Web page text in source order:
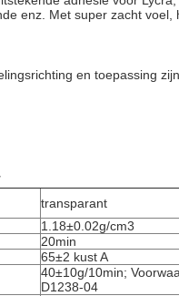
enz. Met super zacht voel,
en toepassing
transparant
1.18±0.02g/cm3
20min
65±2 kust A
40±10g/10min;
D1238-04